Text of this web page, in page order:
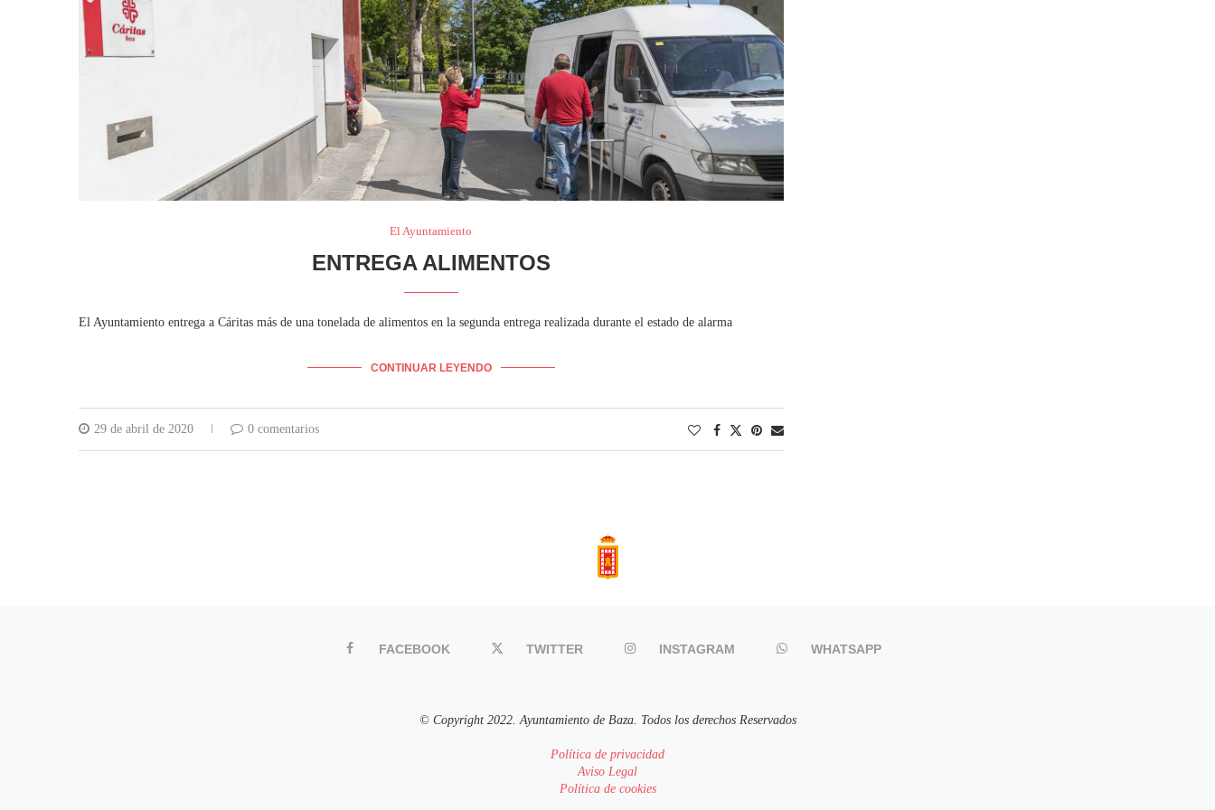
El Ayuntamiento
ENTREGA ALIMENTOS
El Ayuntamiento entrega a Cáritas más de una tonelada de alimentos en la segunda entrega realizada durante el estado de alarma
CONTINUAR LEYENDO
29 de abril de 2020 0 comentarios
FACEBOOK TWITTER INSTAGRAM WHATSAPP
© Copyright 2022. Ayuntamiento de Baza. Todos los derechos Reservados
Política de privacidad
Aviso Legal
Política de cookies